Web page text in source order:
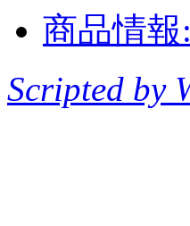
商品情報
Scripted by